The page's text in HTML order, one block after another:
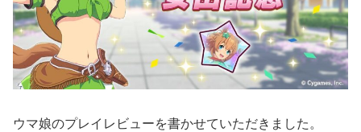
ウマ娘のプレイレビューを書かせていただきました。